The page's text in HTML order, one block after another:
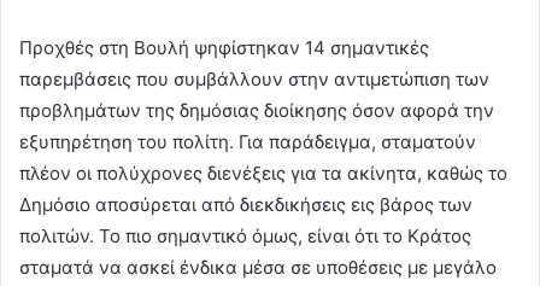
Προχθές στη Βουλή ψηφίστηκαν 14 σημαντικές
παρεμβάσεις που συμβάλλουν στην αντιμετώπιση των
προβλημάτων της δημόσιας διοίκησης όσον αφορά την
εξυπηρέτηση του πολίτη. Για παράδειγμα, σταματούν
πλέον οι πολύχρονες διενέξεις για τα ακίνητα, καθώς το
Δημόσιο αποσύρεται από διεκδικήσεις εις βάρος των
πολιτών. Το πιο σημαντικό όμως, είναι ότι το Κράτος
σταματά να ασκεί ένδικα μέσα σε υποθέσεις με μεγάλο